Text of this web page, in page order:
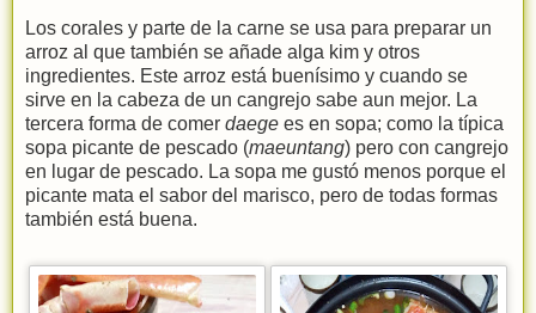
Los corales y parte de la carne se usa para preparar un
arroz al que también se añade alga kim y otros
ingredientes. Este arroz está buenísimo y cuando se
sirve en la cabeza de un cangrejo sabe aun mejor. La
tercera forma de comer daege es en sopa; como la típica
sopa picante de pescado (maeuntang) pero con cangrejo
en lugar de pescado. La sopa me gustó menos porque el
picante mata el sabor del marisco, pero de todas formas
también está buena.